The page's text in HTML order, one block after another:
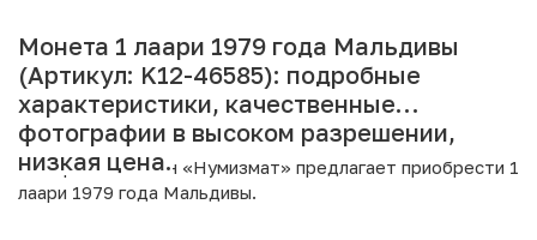
Монета 1 лаари 1979 года Мальдивы
(Артикул: K12-46585): подробные
характеристики, качественные
фотографии в высоком разрешении,
низкая цена.
Интернет магазин «Нумизмат» предлагает приобрести 1
лаари 1979 года Мальдивы.